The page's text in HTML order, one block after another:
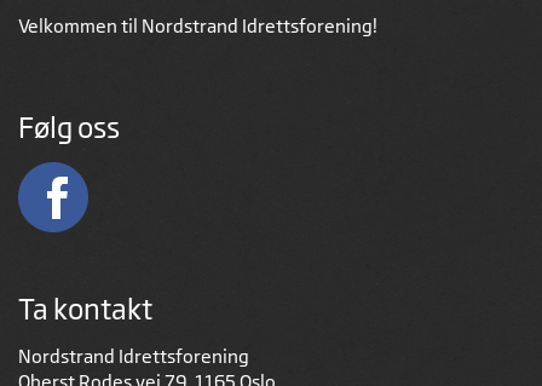
Velkommen til Nordstrand Idrettsforening!
Følg oss
Ta kontakt
Nordstrand Idrettsforening
Oberst Rodes vei 79, 1165 Oslo